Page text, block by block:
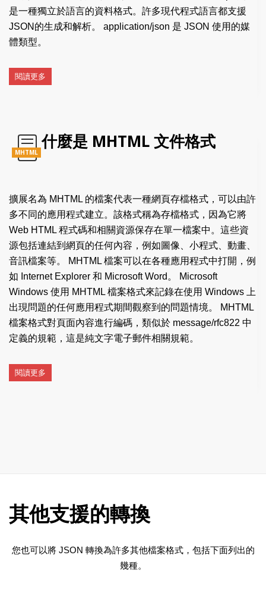
是一種獨立於語言的資料格式。許多現代程式語言都支援
JSON的生成和解析。 application/json 是 JSON 使用的媒
體類型。
閱讀更多
MHTML
什麼是 MHTML 文件格式
擴展名為 MHTML 的檔案代表一種網頁存檔格式，可以由許
多不同的應用程式建立。該格式稱為存檔格式，因為它將
Web HTML 程式碼和相關資源保存在單一檔案中。這些資
源包括連結到網頁的任何內容，例如圖像、小程式、動畫、
音訊檔案等。 MHTML 檔案可以在各種應用程式中打開，例
如 Internet Explorer 和 Microsoft Word。 Microsoft
Windows 使用 MHTML 檔案格式來記錄在使用 Windows 上
出現問題的任何應用程式期間觀察到的問題情境。 MHTML
檔案格式對頁面內容進行編碼，類似於 message/rfc822 中
定義的規範，這是純文字電子郵件相關規範。
閱讀更多
其他支援的轉換
您也可以將 JSON 轉換為許多其他檔案格式，包括下面列出的
幾種。